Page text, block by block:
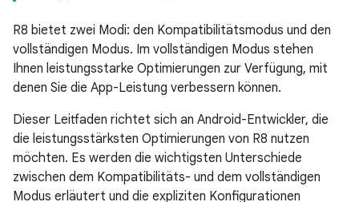
R8 bietet zwei Modi: den Kompatibilitätsmodus und den
vollständigen Modus. Im vollständigen Modus stehen
Ihnen leistungsstarke Optimierungen zur Verfügung, mit
denen Sie die App-Leistung verbessern können.
Dieser Leitfaden richtet sich an Android-Entwickler, die
die leistungsstärksten Optimierungen von R8 nutzen
möchten. Es werden die wichtigsten Unterschiede
zwischen dem Kompatibilitäts- und dem vollständigen
Modus erläutert und die expliziten Konfigurationen